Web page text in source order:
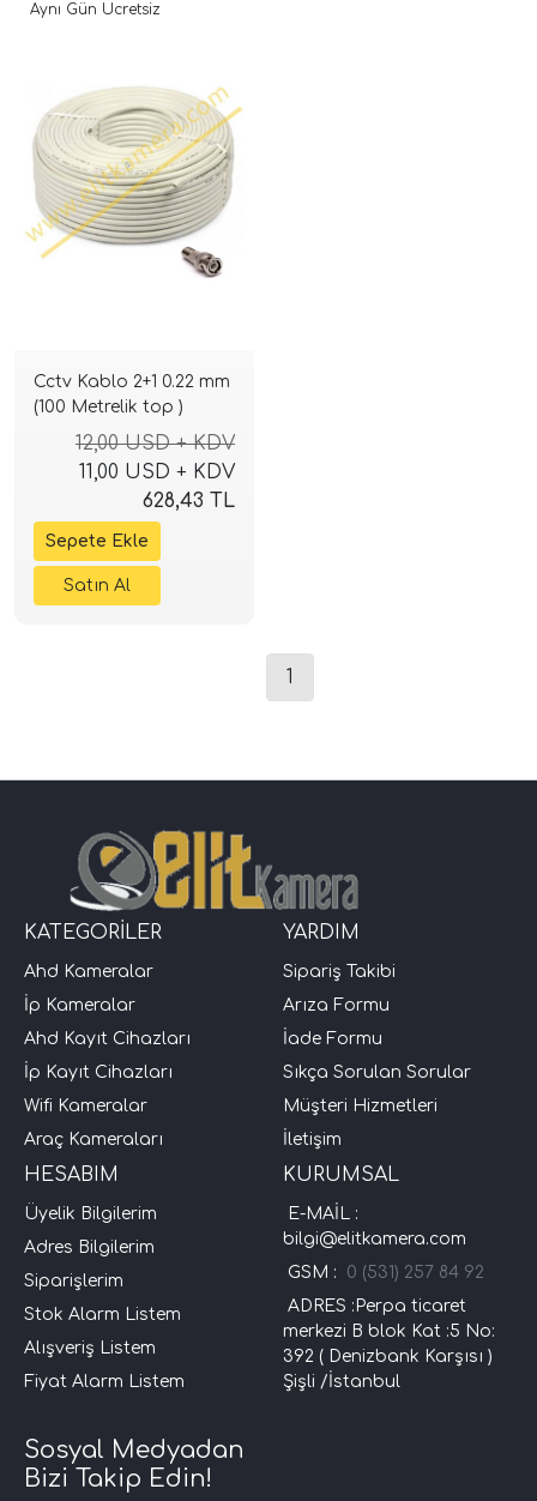
Cctv Kablo 2+1 0.22 mm
(100 Metrelik top )
12,00 USD + KDV
11,00 USD + KDV
628,43 TL
Aynı Gün Ücretsiz
1
KATEGORİLER
Ahd Kameralar
İp Kameralar
Ahd Kayıt Cihazları
İp Kayıt Cihazları
Wifi Kameralar
Araç Kameraları
YARDIM
Sipariş Takibi
Arıza Formu
İade Formu
Sıkça Sorulan Sorular
Müşteri Hizmetleri
İletişim
HESABIM
Üyelik Bilgilerim
Adres Bilgilerim
Siparişlerim
Stok Alarm Listem
Alışveriş Listem
Fiyat Alarm Listem
KURUMSAL
E-MAİL :
bilgi@elitkamera.com
GSM : 0 (531) 257 84 92
ADRES :Perpa ticaret
merkezi B blok Kat :5 No:
392 ( Denizbank Karşısı )
Şişli /İstanbul
Sosyal Medyadan
Bizi Takip Edin!